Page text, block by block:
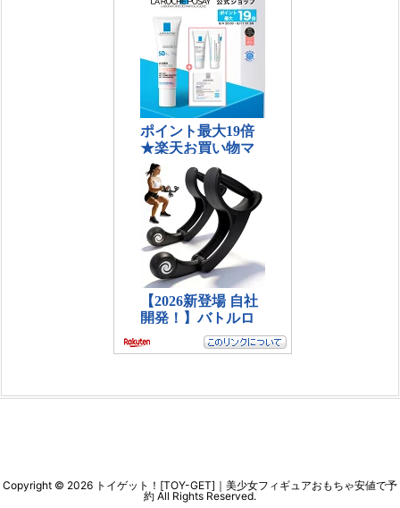
Copyright © 2026 トイゲット！[TOY-GET]｜美少女フィギュアおもちゃ安値で予
約 All Rights Reserved.